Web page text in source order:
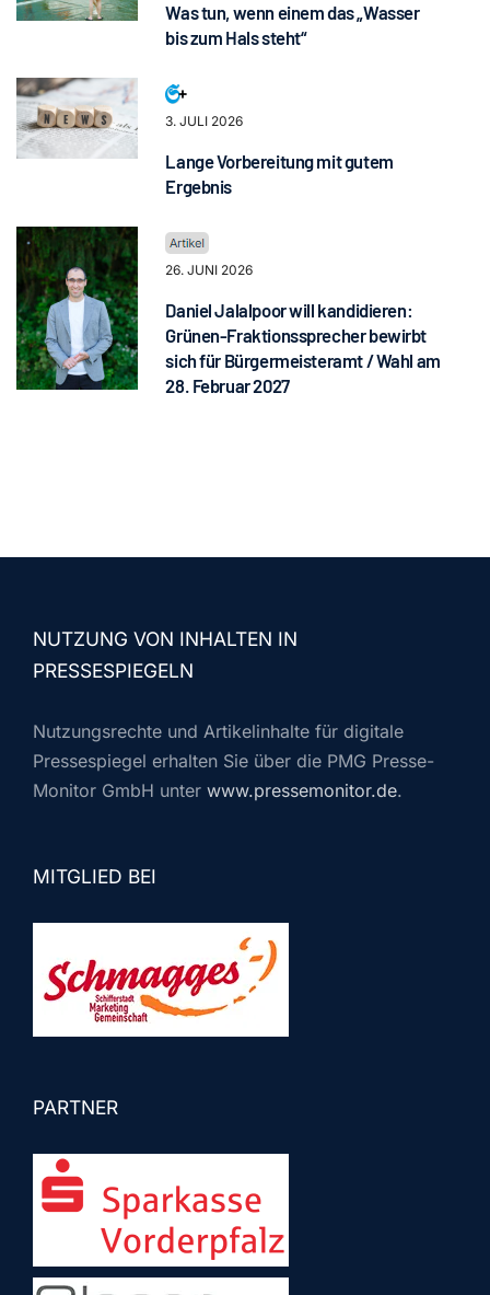
Was tun, wenn einem das „Wasser
bis zum Hals steht“
3. JULI 2026
Lange Vorbereitung mit gutem
Ergebnis
26. JUNI 2026
Daniel Jalalpoor will kandidieren:
Grünen-Fraktionssprecher bewirbt
sich für Bürgermeisteramt / Wahl am
28. Februar 2027
NUTZUNG VON INHALTEN IN
PRESSESPIEGELN
Nutzungsrechte und Artikelinhalte für digitale
Pressespiegel erhalten Sie über die PMG Presse-
Monitor GmbH unter www.pressemonitor.de.
MITGLIED BEI
PARTNER